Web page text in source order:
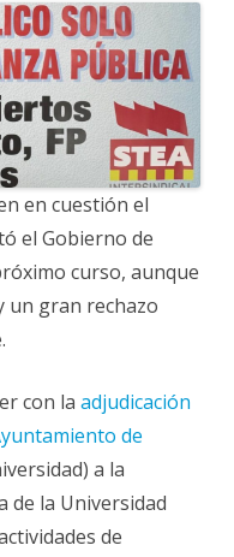
en cuestión el
el Gobierno de
curso, aunque
un gran rechazo
con la adjudicación
de
a la
de la Universidad
de